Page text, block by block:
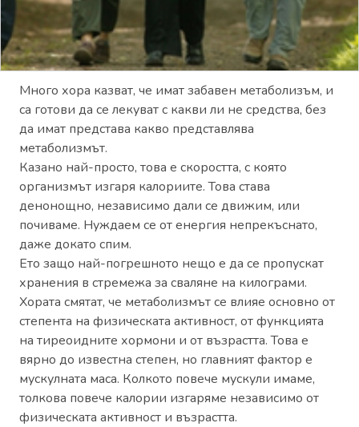
Много хора казват, че имат забавен метаболизъм, и
са готови да се лекуват с какви ли не средства, без
да имат представа какво представлява
метаболизмът.
Казано най-просто, това е скоростта, с която
организмът изгаря калориите. Това става
денонощно, независимо дали се движим, или
почиваме. Нуждаем се от енергия непрекъснато,
даже докато спим.
Ето защо най-погрешното нещо е да се пропускат
хранения в стремежа за сваляне на килограми.
Хората смятат, че метаболизмът се влияе основно от
степента на физическата активност, от функцията
на тиреоидните хормони и от възрастта. Това е
вярно до известна степен, но главният фактор е
мускулната маса. Колкото повече мускули имаме,
толкова повече калории изгаряме независимо от
физическата активност и възрастта.